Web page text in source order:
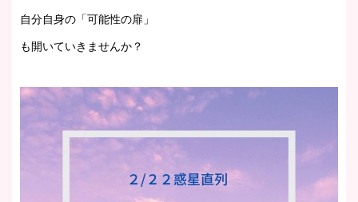
自分自身の「可能性の扉」
も開いていきませんか？